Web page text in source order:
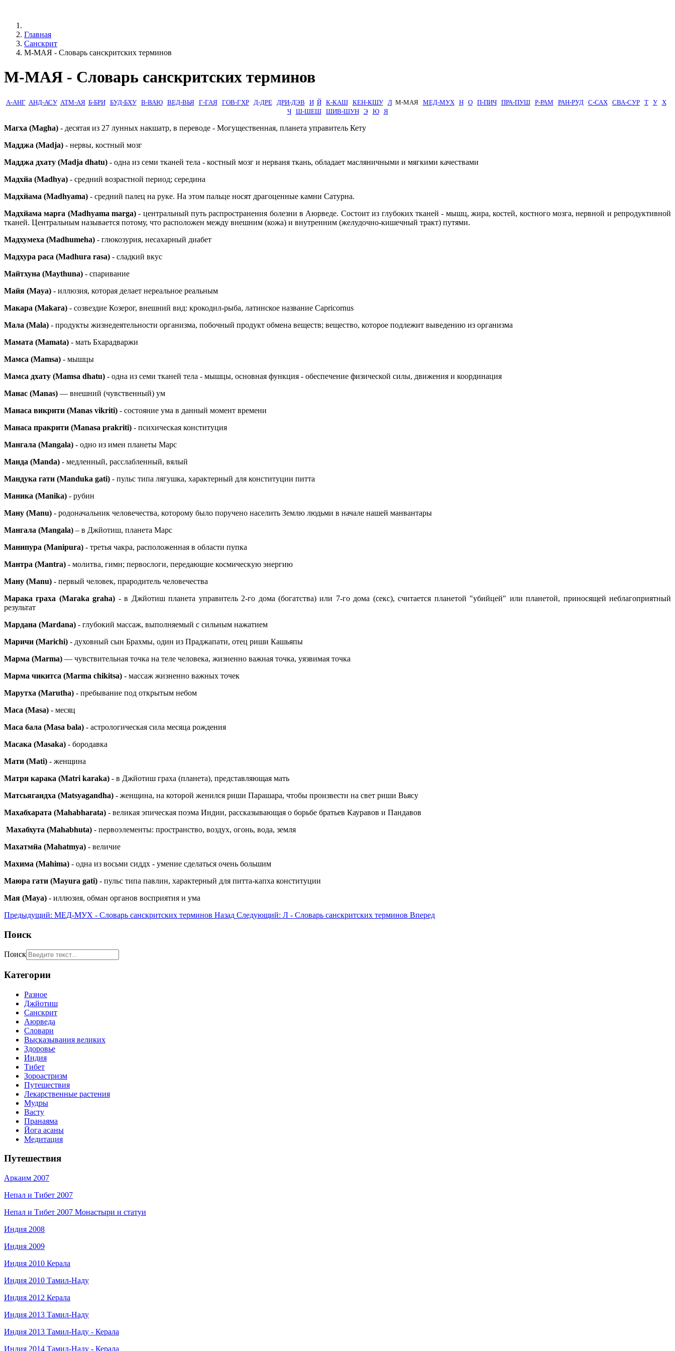
Главная
Санскрит
М-МАЯ - Словарь санскритских терминов
М-МАЯ - Словарь санскритских терминов
А-АНГ АНД-АСУ АТМ-АЯ Б-БРИ БУД-БХУ В-ВАЮ ВЕД-ВЬЯ Г-ГАЯ ГОВ-ГХР Д-ДРЕ ДРИ-ДЭВ И Й К-КАШ КЕН-КШУ ЛМ-МАЯ МЕД-МУХ Н О П-ПИЧ ПРА-ПУШ Р-РАМ РАН-РУД С-САХ СВА-СУР Т У
Х
Ч
Ш-ШЕШ ШИВ-ШУН Э Ю Я
Магха (Magha) - десятая из 27 лунных накшатр, в переводе - Могущественная, планета управитель Кету
Мадджа (Madja) - нервы, костный мозг
Мадджа дхату (Madja dhatu) - одна из семи тканей тела - костный мозг и нерваня ткань, обладает масляничными и мягкими качествами
Мадхйа (Madhya) - средний возрастной период; середина
Мадхйама (Madhyama) - средний палец на руке. На этом пальце носят драгоценные камни Сатурна.
Мадхйама марга (Madhyama marga) - центральный путь распространения болезни в Аюрведе. Состоит из глубоких тканей - мышц, жира, костей, костного мозга, нервной и репродуктивной
тканей. Центральным называется потому, что расположен между внешним (кожа) и внутренним (желудочно-кишечный тракт) путями.
Мадхумеха (Madhumeha) - глюкозурия, несахарный диабет
Мадхура раса (Madhura rasa) - сладкий вкус
Майтхуна (Maythuna) - спаривание
Майя (Maya) - иллюзия, которая делает нереальное реальным
Макара (Makara) - созвездие Козерог, внешний вид: крокодил-рыба, латинское название Capricornus
Мала (Mala) - продукты жизнедеятельности организма, побочный продукт обмена веществ; вещество, которое подлежит выведению из организма
Мамата (Mamata) - мать Бхарадваржи
Мамса (Mamsa) - мышцы
Мамса дхату (Mamsa dhatu) - одна из семи тканей тела - мышцы, основная функция - обеспечение физической силы, движения и координация
Манас (Manas) — внешний (чувственный) ум
Манаса викрити (Manas vikriti) - состояние ума в данный момент времени
Манаса пракрити (Manasa prakriti) - психическая конституция
Мангала (Mangala) - одно из имен планеты Марс
Манда (Manda) - медленный, расслабленный, вялый
Мандука гати (Manduka gati) - пульс типа лягушка, характерный для конституции питта
Маника (Manika) - рубин
Ману (Manu) - родоначальник человечества, которому было поручено населить Землю людьми в начале нашей манвантары
Мангала (Mangala) – в Джйотиш, планета Марс
Манипура (Manipura) - третья чакра, расположенная в области пупка
Мантра (Mantra) - молитва, гимн; первослоги, передающие космическую энергию
Ману (Manu) - первый человек, прародитель человечества
Марака граха (Maraka graha) - в Джйотиш планета управитель 2-го дома (богатства) или 7-го дома (секс), считается планетой "убийцей" или планетой, приносящей неблагоприятный
результат
Мардана (Mardana) - глубокий массаж, выполняемый с сильным нажатием
Маричи (Marichi) - духовный сын Брахмы, один из Праджапати, отец риши Кашьяпы
Марма (Marma) — чувствительная точка на теле человека, жизненно важная точка, уязвимая точка
Марма чикитса (Marma chikitsa) - массаж жизненно важных точек
Марутха (Marutha) - пребывание под открытым небом
Маса (Masa) - месяц
Маса бала (Masa bala) - астрологическая сила месяца рождения
Масака (Masaka) - бородавка
Мати (Mati) - женщина
Матри карака (Matri karaka) - в Джйотиш граха (планета), представляющая мать
Матсьягандха (Matsyagandha) - женщина, на которой женился риши Парашара, чтобы произвести на свет риши Вьясу
Махабхарата (Mahabharata) - великая эпическая поэма Индии, рассказывающая о борьбе братьев Кауравов и Пандавов
Махабхута (Mahabhuta) - первоэлементы: пространство, воздух, огонь, вода, земля
Махатмйа (Mahatmya) - величие
Махима (Mahima) - одна из восьми сиддх - умение сделаться очень большим
Маюра гати (Mayura gati) - пульс типа павлин, характерный для питта-капха конституции
Мая (Maya) - иллюзия, обман органов восприятия и ума
Предыдущий: МЕД-МУХ - Словарь санскритских терминов Назад Следующий: Л - Словарь санскритских терминов Вперед
Поиск
Поиск
Категории
Разное
Джйотиш
Санскрит
Аюрведа
Словари
Высказывания великих
Здоровье
Индия
Тибет
Зороастризм
Путешествия
Лекарственные растения
Мудры
Васту
Пранаяма
Йога асаны
Медитация
Путешествия
Аркаим 2007
Непал и Тибет 2007
Непал и Тибет 2007 Монастыри и статуи
Индия 2008
Индия 2009
Индия 2010 Керала
Индия 2010 Тамил-Наду
Индия 2012 Керала
Индия 2013 Тамил-Наду
Индия 2013 Тамил-Наду - Керала
Индия 2014 Тамил-Наду - Керала